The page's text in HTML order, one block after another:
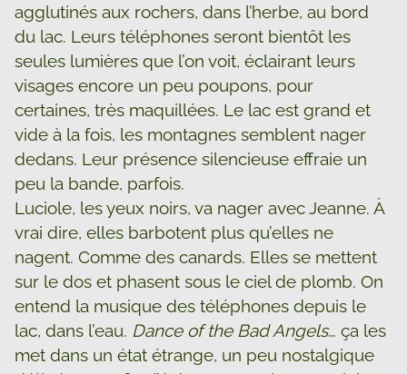
agglutinés aux rochers, dans l’herbe, au bord
du lac. Leurs téléphones seront bientôt les
seules lumières que l’on voit, éclairant leurs
visages encore un peu poupons, pour
certaines, très maquillées. Le lac est grand et
vide à la fois, les montagnes semblent nager
dedans. Leur présence silencieuse effraie un
peu la bande, parfois.
Luciole, les yeux noirs, va nager avec Jeanne. À
vrai dire, elles barbotent plus qu’elles ne
nagent. Comme des canards. Elles se mettent
sur le dos et phasent sous le ciel de plomb. On
entend la musique des téléphones depuis le
lac, dans l’eau. Dance of the Bad Angels… ça les
met dans un état étrange, un peu nostalgique